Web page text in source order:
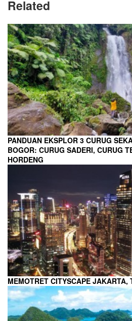
Related
PANDUAN EKSPLOR 3 CURUG
BOGOR: CURUG SADERI, CURUG
HORDENG
MEMOTRET CITYSCAPE JAKARTA,